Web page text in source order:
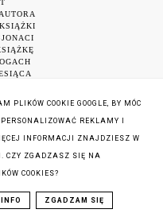
KSIĄŻKI
PLIKÓW COOKIE GOOGLE, BY MÓC
REKLAMY I
INFORMACJI ZNAJDZIESZ W
CZY ZGADZASZ SIĘ NA
COOKIES?
ZGADZAM SIĘ